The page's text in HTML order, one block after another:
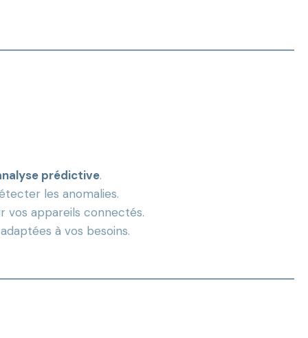
prédictive.
les anomalies.
vos appareils connectés.
à vos besoins.